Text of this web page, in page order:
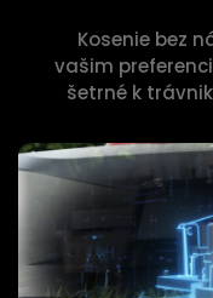
Kosenie bez
vašim
šetrné k